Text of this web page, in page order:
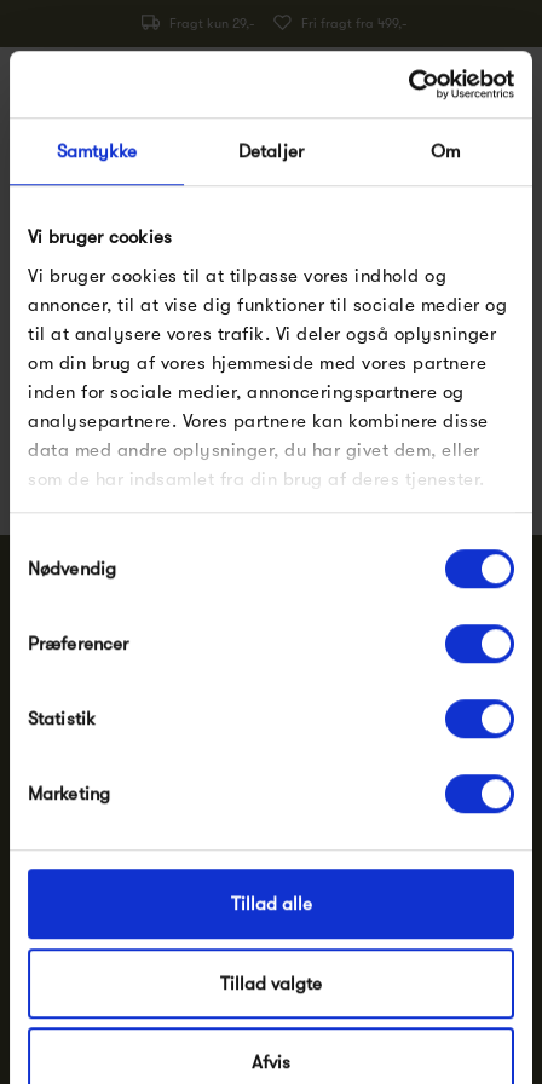
Samtykke Detaljer Om
Vi bruger cookies
Vi bruger cookies til at tilpasse vores indhold og
annoncer, til at vise dig funktioner til sociale medier og
til at analysere vores trafik. Vi deler også oplysninger
om din brug af vores hjemmeside med vores partnere
inden for sociale medier, annonceringspartnere og
analysepartnere. Vores partnere kan kombinere disse
data med andre oplysninger, du har givet dem, eller
som de har indsamlet fra din brug af deres tjenester.
Nødvendig
Præferencer
Statistik
Marketing
Tillad alle
Tillad valgte
Afvis
Fragt kun 29,- Fri fragt fra 499,-
0
Pernille Corydon
halskæder
Pssst.. Følg med påFacebook,Instagramog
nyhedsbrev
Nye designs, inspiration og eksklusive tilbud
Skriv til
Besøg vores butik
Information